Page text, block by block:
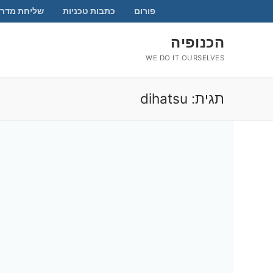
לתוכן
פורום כתבות טכניות שליחת
הכנופיה
WE DO IT OURSELVES
תגית: dihatsu